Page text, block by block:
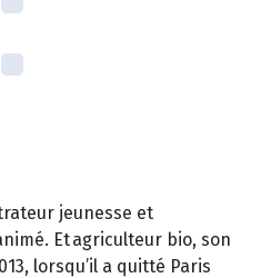
jeunesse et
Et agriculteur bio, son
lorsqu’il a quitté Paris